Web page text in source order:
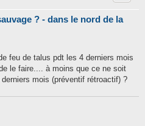
? - dans le nord de la
feu de talus pdt les 4 derniers mois
le faire.... à moins que ce ne soit
mois (préventif rétroactif) ?